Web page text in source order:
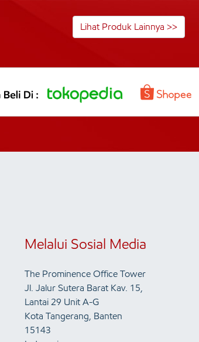
Lihat Produk Lainnya >>
Melalui Sosial Media
The Prominence Office Tower
Jl. Jalur Sutera Barat Kav. 15,
Lantai 29 Unit A-G
Kota Tangerang, Banten
15143